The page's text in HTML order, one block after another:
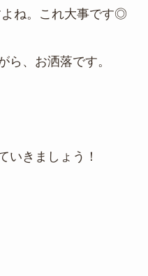
ね。これ大事です◎
ら、お洒落です。
いきましょう！